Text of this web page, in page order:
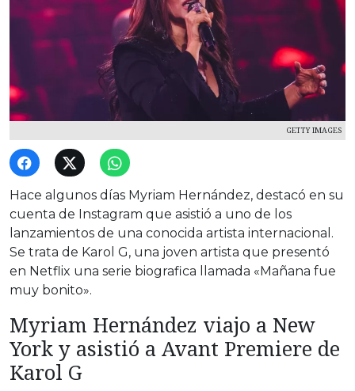
GETTY IMAGES
Hace algunos días Myriam Hernández, destacó en su
cuenta de Instagram que asistió a uno de los
lanzamientos de una conocida artista internacional.
Se trata de Karol G, una joven artista que presentó
en Netflix una serie biografica llamada «Mañana fue
muy bonito».
Myriam Hernández viajo a New
York y asistió a Avant Premiere de
Karol G